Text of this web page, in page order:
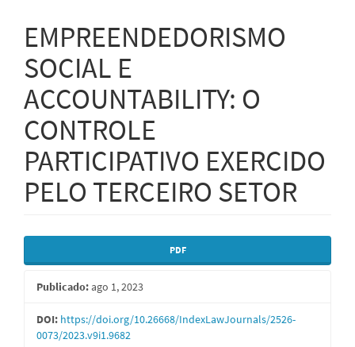
EMPREENDEDORISMO
SOCIAL E
ACCOUNTABILITY: O
CONTROLE
PARTICIPATIVO EXERCIDO
PELO TERCEIRO SETOR
Barra
lateral
de
artigos
PDF
Publicado:ago 1, 2023
DOI: https://doi.org/10.26668/IndexLawJournals/2526-
0073/2023.v9i1.9682